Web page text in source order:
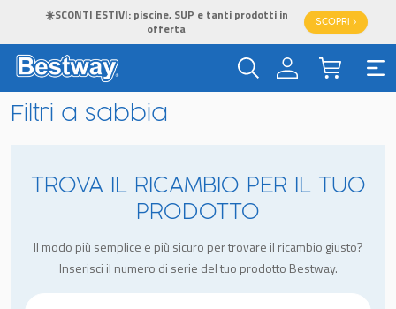
☀️SCONTI ESTIVI: piscine, SUP e tanti prodotti in
offerta
SCOPRI >
Filtri a sabbia
TROVA IL RICAMBIO PER IL TUO
PRODOTTO
Il modo più semplice e più sicuro per trovare il ricambio giusto?
Inserisci il numero di serie del tuo prodotto Bestway.